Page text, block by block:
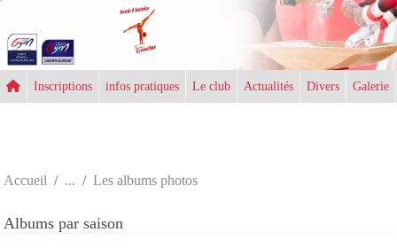
Inscriptions infos pratiques Le club Actualités Divers Galerie
Accueil Les albums photos
Albums par saison
Panneau de gestion des cookies